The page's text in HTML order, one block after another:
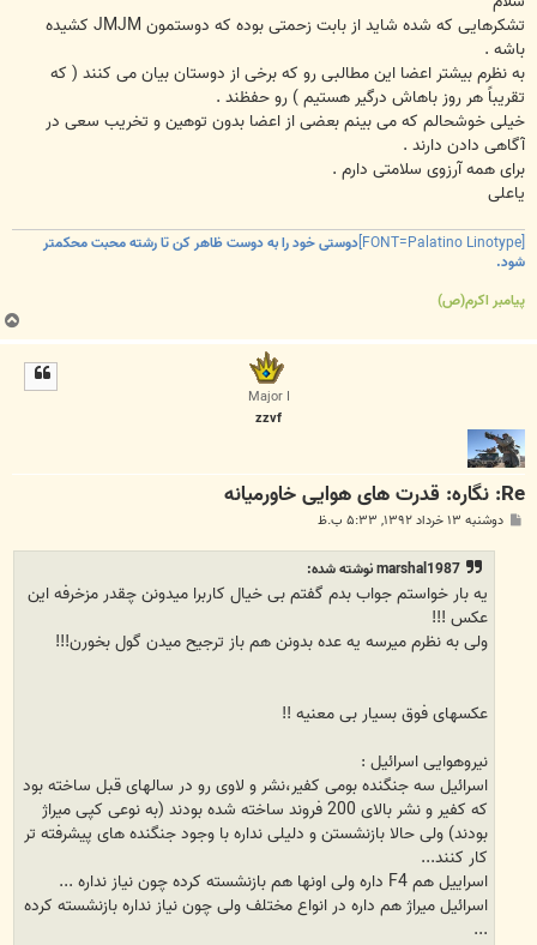
تشکرهایی که شده شاید از بابت زحمتی بوده که دوستمون JMJM کشیده
باشه .
به نظرم بیشتر اعضا این مطالبی رو که برخی از دوستان بیان می کنند ( که
تقریباً هر روز باهاش درگیر هستیم ) رو حفظند .
خیلی خوشحالم که می بینم بعضی از اعضا بدون توهین و تخریب سعی در
آگاهی دادن دارند .
برای همه آرزوی سلامتی دارم .
یاعلی
[FONT=Palatino Linotype]
دوستی خود را به دوست ظاهر کن تا رشته محبت محکمتر
شود.
پیامبر اکرم(ص)
Major I
zzvf
Re: نگاره: قدرت هاى هوايى خاورميانه
دوشنبه ۱۳ خرداد ۱۳۹۲, ۵:۳۳ ب.ظ
marshal1987 نوشته شده:
یه بار خواستم جواب بدم گفتم بی خیال کاربرا میدونن چقدر مزخرفه این
عکس !!!
ولی به نظرم میرسه یه عده بدونن هم باز ترجیح میدن گول بخورن!!!
عکسهای فوق بسیار بی معنیه !!
نیروهوایی اسرائیل :
اسرائیل سه جنگنده بومی کفیر،نشر و لاوی رو در سالهای قبل ساخته بود
که کفیر و نشر بالای 200 فروند ساخته شده بودند (به نوعی کپی میراژ
بودند) ولی حالا بازنشستن و دلیلی نداره با وجود جنگنده های پیشرفته تر
کار کنند...
اسراییل هم F4 داره ولی اونها هم بازنشسته کرده چون نیاز نداره ...
اسرائیل میراژ هم داره در انواع مختلف ولی چون نیاز نداره بازنشسته کرده
...